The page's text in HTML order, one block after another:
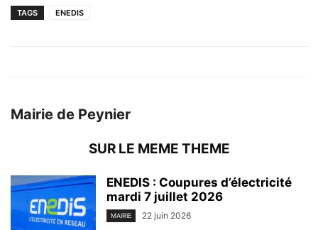
TAGS ENEDIS
Mairie de Peynier
SUR LE MEME THEME
ENEDIS : Coupures d’électricité
mardi 7 juillet 2026
MAIRIE 22 juin 2026